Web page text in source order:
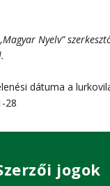
Nyelv”
dátuma a
28
jogok